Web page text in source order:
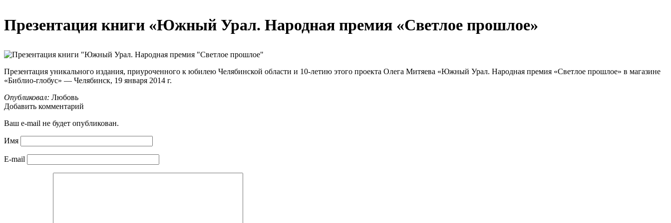
Презентация книги «Южный Урал. Народная премия «Светлое прошлое»
Презентация уникального издания, приуроченного к юбилею Челябинской области и 10-летию этого проекта Олега Митяева «Южный Урал. Народная премия «Светлое прошлое» в магазине
«Библио-глобус» — Челябинск, 19 января 2014 г.
Опубликовал: Любовь
Добавить комментарий
Ваш e-mail не будет опубликован.
Имя
E-mail